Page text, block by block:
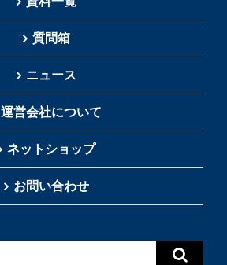
質問箱
ニュース
運営会社について
ネットショップ
お問い合わせ